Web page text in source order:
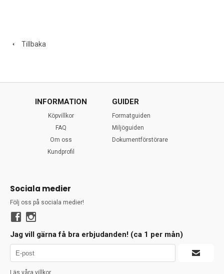
Tillbaka
INFORMATION
Köpvillkor
FAQ
Om oss
Kundprofil
GUIDER
Formatguiden
Miljöguiden
Dokumentförstörare
Sociala medier
Följ oss på sociala medier!
Jag vill gärna få bra erbjudanden! (ca 1 per mån)
Läs våra villkor